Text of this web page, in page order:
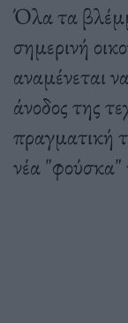
Όλα τα
σημερινή
αναμένεται
άνοδος της
πραγματική
νέα